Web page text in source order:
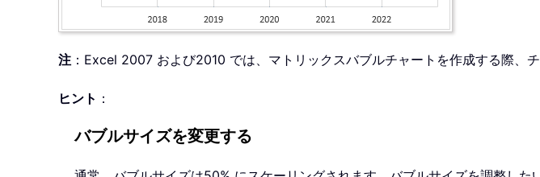
注 ：Excel 2007 および2010 では、マトリックスバブルチャートを作成する際、
ヒント ：
バブルサイズを変更する